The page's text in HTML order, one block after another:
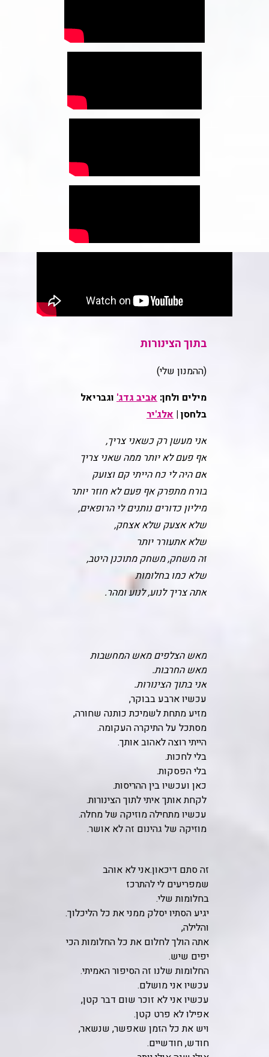
בתוך הצינורות
(ההמנון שלי)
מילים ולחן: אביב גדג' וגבריאל
בלחסן | אלג'יר
אני מעשן רק כשאני צריך,
אף פעם לא יותר ממה שאני צריך
אם היה לי כח הייתי קם וצועק
בורח מתפרק אף פעם לא חוזר יותר
מיליון כדורים נותנים לי הרופאים,
שלא אצעק שלא אצחק,
שלא אתעורר יותר
זה משחק, משחק מתוכנן היטב,
שלא כמו בחלומות
אתה צריך לנוע, לנוע ומהר.
מאש הצלפים מאש המחשבות
מאש החרבות.
אני בתוך הצינורות.
עכשיו ארבע בבוקר,
מזיע מתחת לשמיכת כותנה שחורה,
מסתכל על התיקרה העקומה.
הייתי רוצה לאהוב אותך.
בלי לחכות.
בלי הפסקות.
כאן ועכשיו בין ההריסות.
לקחת אותך איתי לתוך הצינורות.
עכשיו מתחילה מוזיקה של מחלה.
מוזיקה של גהינום זה לא אושר.
זה סתם דיכאון.אני לא אוהב
שמפריעים לי להתרכז
בחלומות שלי.
יגיע הסתיו יסלק ממני את כל הליכלוך.
והלילה,
אתה הולך לחלום את כל החלומות הכי
יפים שיש.
החלומות שלנו זה הסיפור האמיתי.
עכשיו אני מושלם.
עכשיו אני לא זוכר שום דבר קטן,
אפילו לא פרט קטן.
ויש את כל הזמן שאפשר, שנשאר,
חודש, חודשיים.